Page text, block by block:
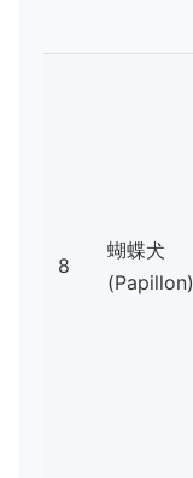
8
蝴蝶犬
(Papillon)